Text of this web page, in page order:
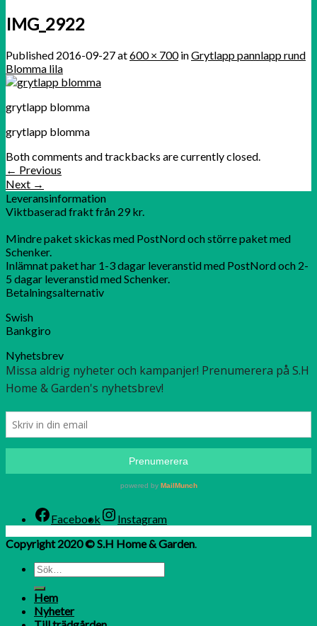
IMG_2922
Published 2016-09-27at600 × 700inGrytlapp pannlapp rund
Blomma lila
grytlapp blomma
grytlapp blomma
Both comments and trackbacks are currently closed.
← Previous
Next →
Leveransinformation
Viktbaserad frakt från 29 kr.
Mindre paket skickas med PostNord och större paket med
Schenker.
Inlämnat paket har 1-3 dagar leveranstid med PostNord och 2-
5 dagar leveranstid med Schenker.
Betalningsalternativ
Swish
Bankgiro
Nyhetsbrev
Facebook
Instagram
Copyright 2020 © S.H Home & Garden.
Hem
Nyheter